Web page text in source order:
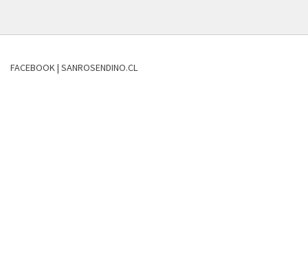
FACEBOOK | SANROSENDINO.CL